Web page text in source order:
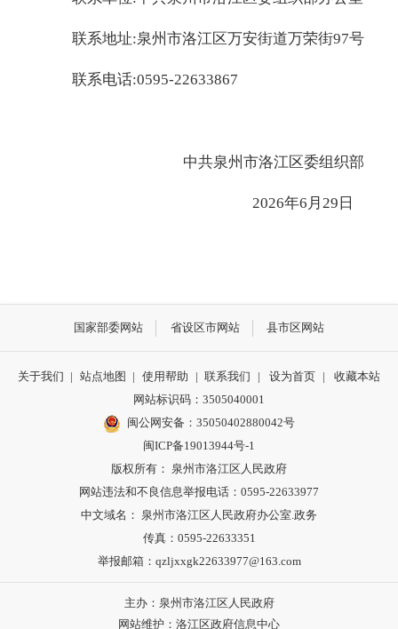
联系地址:泉州市洛江区万安街道万荣街97号
联系电话:0595-22633867
中共泉州市洛江区委组织部
2026年6 月 29 日
国家部委网站 省设区市网站 县市区网站
关于我们 | 站点地图 | 使用帮助 | 联系我们 | 设为首页 |
收藏本站
网站标识码：3505040001
闽公网安备：35050402880042号
闽ICP备19013944号-1
版权所有： 泉州市洛江区人民政府
网站违法和不良信息举报电话：0595-22633977
中文域名： 泉州市洛江区人民政府办公室.政务
传真：0595-22633351
举报邮箱：qzljxxgk22633977@163.com
主办：泉州市洛江区人民政府
网站维护：洛江区政府信息中心